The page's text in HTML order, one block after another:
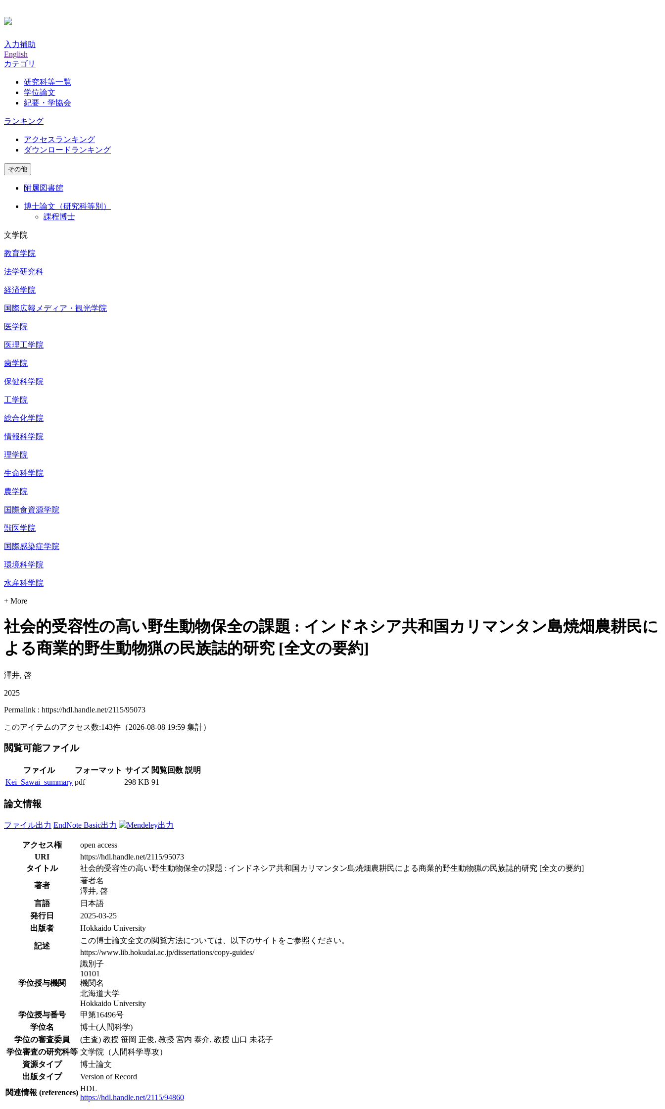
入力補助
English
カテゴリ
研究科等一覧
学位論文
紀要・学協会
ランキング
アクセスランキング
ダウンロードランキング
その他
附属図書館
博士論文（研究科等別）
課程博士
文学院
教育学院
法学研究科
経済学院
国際広報メディア・観光学院
医学院
医理工学院
歯学院
保健科学院
工学院
総合化学院
情報科学院
理学院
生命科学院
農学院
国際食資源学院
獣医学院
国際感染症学院
環境科学院
水産科学院
+ More
社会的受容性の高い野生動物保全の課題 : インドネシア共和国カリマンタン島焼畑農耕民に
よる商業的野生動物猟の民族誌的研究 [全文の要約]
澤井, 啓
2025
Permalink : https://hdl.handle.net/2115/95073
このアイテムのアクセス数:143件 （2026-08-08 19:59 集計）
閲覧可能ファイル
ファイル フォーマット サイズ 閲覧回数 説明
Kei_Sawai_summary pdf 298 KB 91
論文情報
ファイル出力 EndNote Basic出力 Mendeley出力
アクセス権
open access
URI
https://hdl.handle.net/2115/95073
タイトル
社会的受容性の高い野生動物保全の課題 : インドネシア共和国カリマンタン島焼畑農耕民による商業的野生動物猟の民族誌的研究 [全文の要約]
著者
著者名
澤井, 啓
言語
日本語
発行日
2025-03-25
出版者
Hokkaido University
記述
この博士論文全文の閲覧方法については、以下のサイトをご参照ください。
https://www.lib.hokudai.ac.jp/dissertations/copy-guides/
学位授与機関
識別子
10101
機関名
北海道大学
Hokkaido University
学位授与番号
甲第16496号
学位名
博士(人間科学)
学位の審査委員
(主査) 教授 笹岡 正俊, 教授 宮内 泰介, 教授 山口 未花子
学位審査の研究科等 文学院（人間科学専攻）
資源タイプ
博士論文
出版タイプ
Version of Record
関連情報 (references) HDL
https://hdl.handle.net/2115/94860